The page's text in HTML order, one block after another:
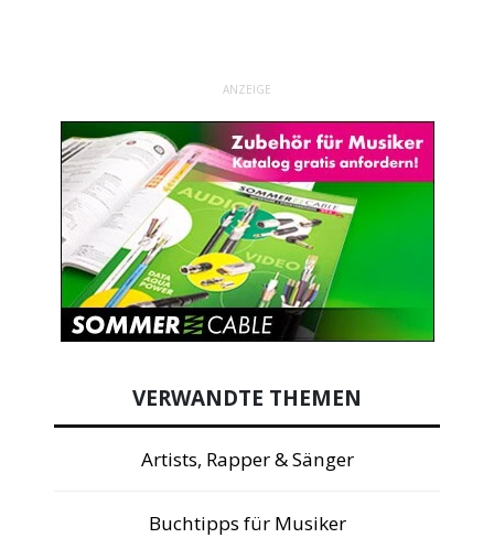
ANZEIGE
VERWANDTE THEMEN
Artists, Rapper & Sänger
Buchtipps für Musiker